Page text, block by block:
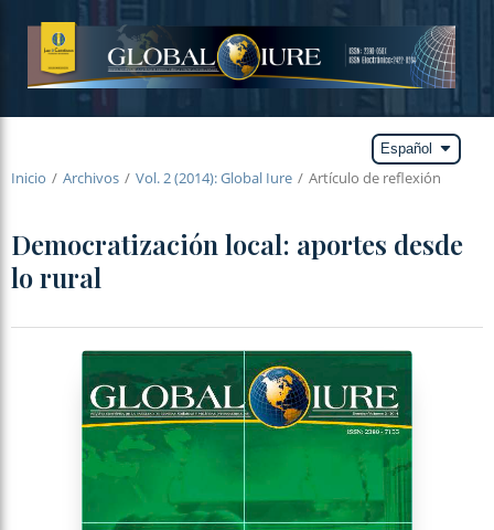
Español arrow_drop_down
Inicio / Archivos / Vol. 2 (2014): Global Iure / Artículo de reflexión
Democratización local: aportes desde
lo rural